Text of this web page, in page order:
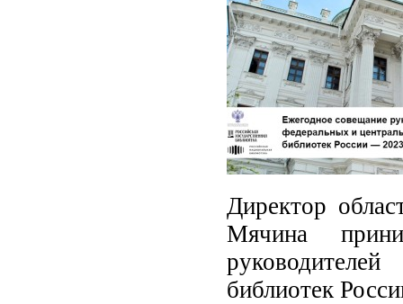
Директор
Мячина
библиотек